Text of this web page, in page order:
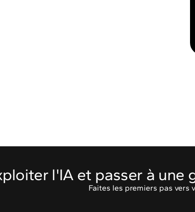
l'IA et passer à une
Faites les premiers pas vers